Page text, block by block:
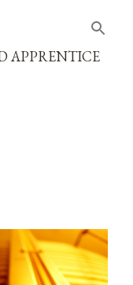
APPRENTICE